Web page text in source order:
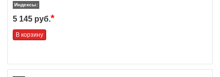
Индексы:
5 145 руб.*
В корзину